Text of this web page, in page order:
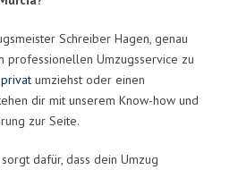
Schreiber Hagen, genau
professionellen Umzugsservice zu
privat umziehst oder einen
dir mit unserem Know-how und
zur Seite.
dafür, dass dein Umzug